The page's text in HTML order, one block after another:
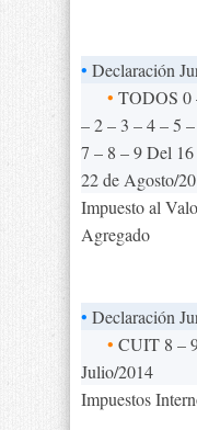
• Declaración
• TODOS 0
– 2 – 3 – 4 – 5
7 – 8 – 9 Del 16
22 de Agosto/
Impuesto al
Agregado
• Declaración
• CUIT 8 –
Julio/2014
Impuestos